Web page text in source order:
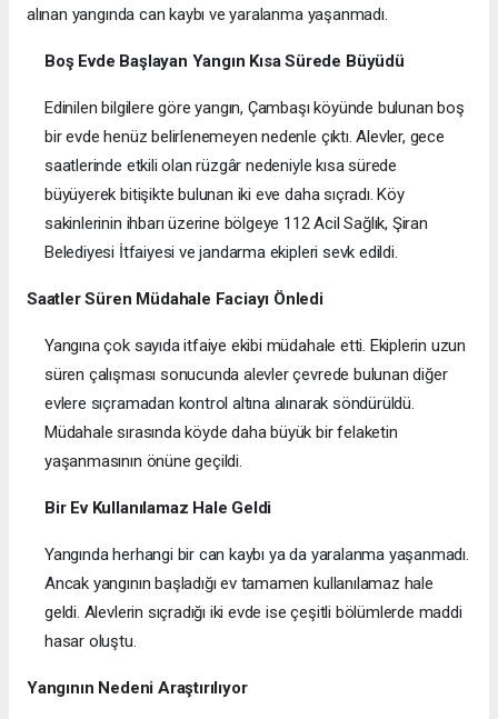
alınan yangında can kaybı ve yaralanma yaşanmadı.
Boş Evde Başlayan Yangın Kısa Sürede Büyüdü
Edinilen bilgilere göre yangın, Çambaşı köyünde bulunan boş
bir evde henüz belirlenemeyen nedenle çıktı. Alevler, gece
saatlerinde etkili olan rüzgâr nedeniyle kısa sürede
büyüyerek bitişikte bulunan iki eve daha sıçradı. Köy
sakinlerinin ihbarı üzerine bölgeye 112 Acil Sağlık, Şiran
Belediyesi İtfaiyesi ve jandarma ekipleri sevk edildi.
Saatler Süren Müdahale Faciayı Önledi
Yangına çok sayıda itfaiye ekibi müdahale etti. Ekiplerin uzun
süren çalışması sonucunda alevler çevrede bulunan diğer
evlere sıçramadan kontrol altına alınarak söndürüldü.
Müdahale sırasında köyde daha büyük bir felaketin
yaşanmasının önüne geçildi.
Bir Ev Kullanılamaz Hale Geldi
Yangında herhangi bir can kaybı ya da yaralanma yaşanmadı.
Ancak yangının başladığı ev tamamen kullanılamaz hale
geldi. Alevlerin sıçradığı iki evde ise çeşitli bölümlerde maddi
hasar oluştu.
Yangının Nedeni Araştırılıyor